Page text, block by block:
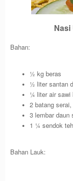
Bahan:
½ kg beras
½ liter santan
¼ liter air sawi
2 batang
3 lembar daun
1 ¼ sendok
Bahan Lauk: